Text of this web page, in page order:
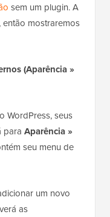
sem um plugin. A
mostraremos
(Aparência »
WordPress, seus
para Aparência »
seu menu de
um novo
as